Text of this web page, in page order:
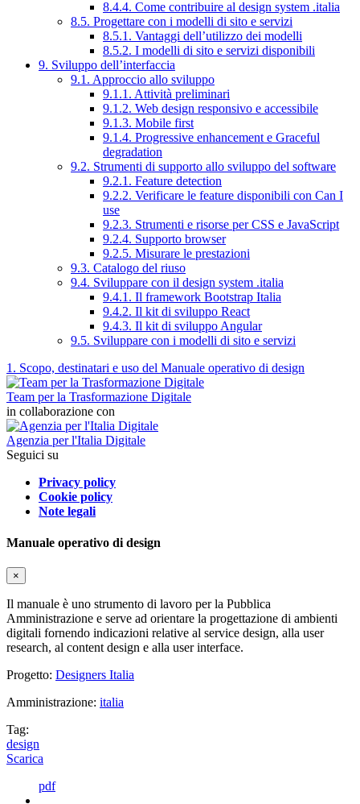
8.4.4. Come contribuire al design system .italia
8.5. Progettare con i modelli di sito e servizi
8.5.1. Vantaggi dell’utilizzo dei modelli
8.5.2. I modelli di sito e servizi disponibili
9. Sviluppo dell’interfaccia
9.1. Approccio allo sviluppo
9.1.1. Attività preliminari
9.1.2. Web design responsivo e accessibile
9.1.3. Mobile first
9.1.4. Progressive enhancement e Graceful
degradation
9.2. Strumenti di supporto allo sviluppo del software
9.2.1. Feature detection
9.2.2. Verificare le feature disponibili con Can I
use
9.2.3. Strumenti e risorse per CSS e JavaScript
9.2.4. Supporto browser
9.2.5. Misurare le prestazioni
9.3. Catalogo del riuso
9.4. Sviluppare con il design system .italia
9.4.1. Il framework Bootstrap Italia
9.4.2. Il kit di sviluppo React
9.4.3. Il kit di sviluppo Angular
9.5. Sviluppare con i modelli di sito e servizi
1. Scopo, destinatari e uso del Manuale operativo di design
Team per la Trasformazione Digitale
in collaborazione con
Agenzia per l'Italia Digitale
Seguici su
Privacy policy
Cookie policy
Note legali
Manuale operativo di design
×
Il manuale è uno strumento di lavoro per la Pubblica
Amministrazione e serve ad orientare la progettazione di ambienti
digitali fornendo indicazioni relative al service design, alla user
research, al content design e alla user interface.
Progetto: Designers Italia
Amministrazione: italia
Tag:
design
Scarica
pdf